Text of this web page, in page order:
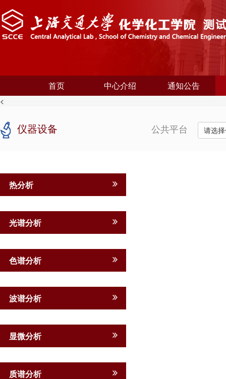
首页 中心介绍 通知公告
<
仪器设备 公共平台 请选
热分析
光谱分析
色谱分析
波谱分析
显微分析
质谱分析